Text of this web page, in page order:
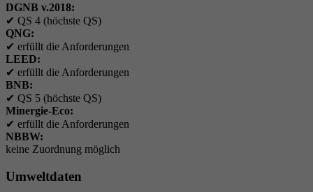
DGNB v.2018:
✔ QS 4 (höchste QS)
QNG:
✔ erfüllt die Anforderungen
LEED:
✔ erfüllt die Anforderungen
BNB:
✔ QS 5 (höchste QS)
Minergie-Eco:
✔ erfüllt die Anforderungen
NBBW:
keine Zuordnung möglich
Umweltdaten